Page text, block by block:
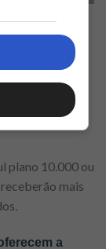
6 meses
os pontos
ativos há
bônus
com
plano 10.000 ou
mais
a